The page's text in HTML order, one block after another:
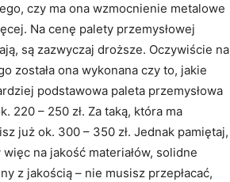
czy ma ona wzmocnienie metalowe
Na cenę palety przemysłowej
są zazwyczaj droższe. Oczywiście na
została ona wykonana czy to, jakie
podstawowa paleta przemysłowa
220 – 250 zł. Za taką, która ma
już ok. 300 – 350 zł. Jednak pamiętaj,
na jakość materiałów, solidne
z jakością – nie musisz przepłacać,